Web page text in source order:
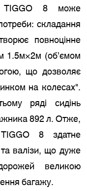
TIGGO 8 може
складання
повноцінне
1.5м×2м (об’ємом
що дозволяє
на колесах".
ряді сидінь
892 л. Отже,
8 здатне
та валізи, що дуже
великою
багажу.